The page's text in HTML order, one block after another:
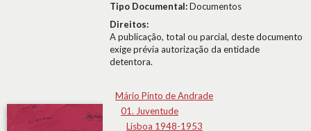
Tipo Documental:Documentos
Direitos:
A publicação, total ou parcial, deste documento
exige prévia autorização da entidade
detentora.
Mário Pinto de Andrade
01. Juventude
Lisboa 1948-1953